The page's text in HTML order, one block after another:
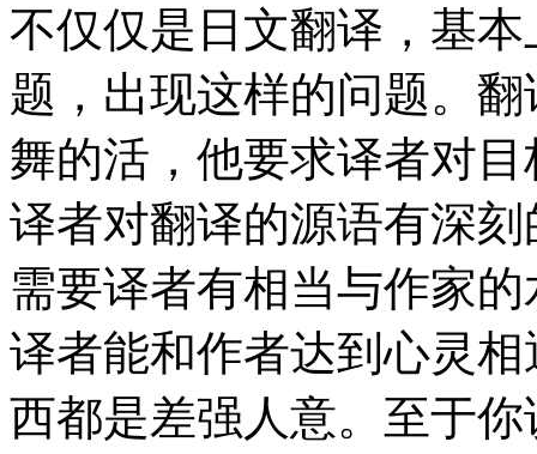
不仅仅是日文翻译，基
题，出现这样的问题。
舞的活，他要求译者对
译者对翻译的源语有深
需要译者有相当与作家
译者能和作者达到心灵
西都是差强人意。至于